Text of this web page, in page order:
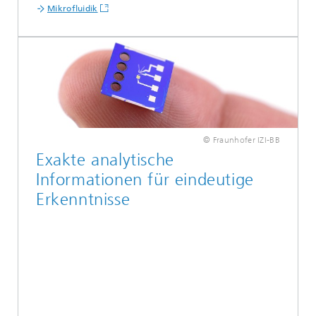
Mikrofluidik
© Fraunhofer IZI-BB
Exakte analytische
Informationen für eindeutige
Erkenntnisse